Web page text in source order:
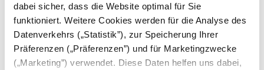
dabei sicher, dass die Website optimal für Sie
funktioniert. Weitere Cookies werden für die Analyse des
Datenverkehrs („Statistik”), zur Speicherung Ihrer
Präferenzen („Präferenzen”) und für Marketingzwecke
(„Marketing”) verwendet. Diese Daten helfen uns dabei,